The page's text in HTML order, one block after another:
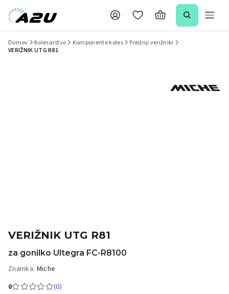
Domov Kolesarstvo Komponente koles
Prednji verižniki
VERIŽNIK UTG R81
VERIŽNIK UTG R81
za gonilko Ultegra FC-R8100
Znamka: Miche
0
(0)